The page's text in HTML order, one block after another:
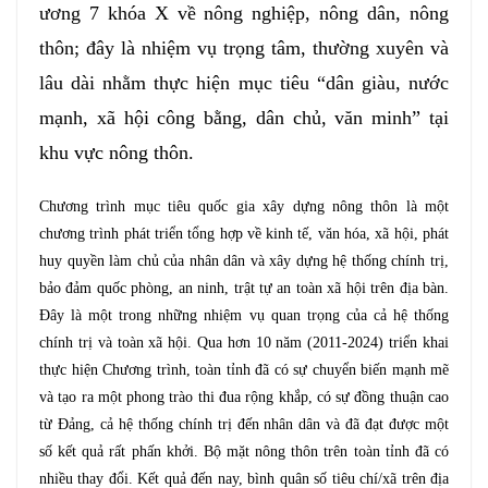
ương 7 khóa X về nông nghiệp, nông dân, nông
thôn; đây là nhiệm vụ trọng tâm, thường xuyên và
lâu dài nhằm thực hiện mục tiêu “dân giàu, nước
mạnh, xã hội công bằng, dân chủ, văn minh” tại
khu vực nông thôn.
Chương trình mục tiêu quốc gia xây dựng nông thôn là một
chương trình phát triển tổng hợp về kinh tế, văn hóa, xã hội, phát
huy quyền làm chủ của nhân dân và xây dựng hệ thống chính trị,
bảo đảm quốc phòng, an ninh, trật tự an toàn xã hội trên địa bàn.
Đây là một trong những nhiệm vụ quan trọng của cả hệ thống
chính trị và toàn xã hội. Qua hơn 10 năm (2011-2024) triển khai
thực hiện Chương trình, toàn tỉnh đã có sự chuyển biến mạnh mẽ
và tạo ra một phong trào thi đua rộng khắp, có sự đồng thuận cao
từ Đảng, cả hệ thống chính trị đến nhân dân và đã đạt được một
số kết quả rất phấn khởi. Bộ mặt nông thôn trên toàn tỉnh đã có
nhiều thay đổi. Kết quả đến nay, bình quân số tiêu chí/xã trên địa